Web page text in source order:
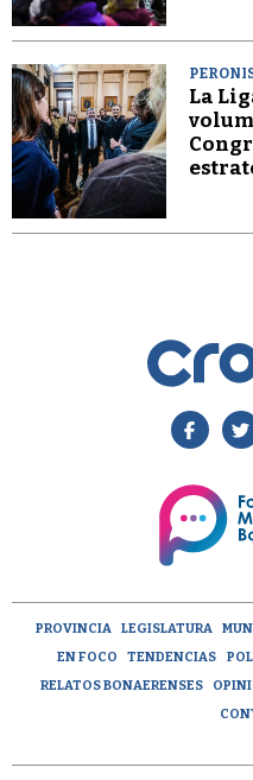
La
PROVINCIA LEGISLATURA
EN FOCO
TENDENCIAS
RELATOS BONAERENSES